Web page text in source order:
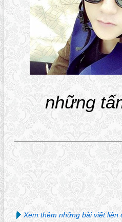
những
Xem thêm những bài viết liên